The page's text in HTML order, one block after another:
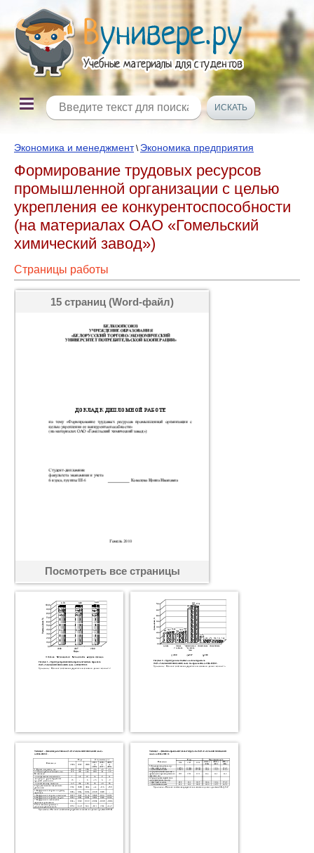
Экономика и менеджмент\ Экономика предприятия
Формирование трудовых ресурсов
промышленной организации с целью
укрепления ее конкурентоспособности
(на материалах ОАО «Гомельский
химический завод»)
Страницы работы
15 страниц (Word-файл)
Посмотреть все страницы